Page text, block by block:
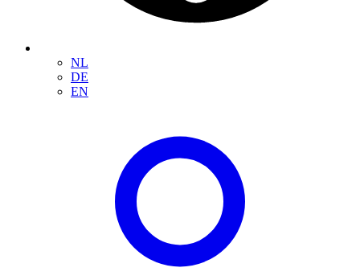
NL
DE
EN